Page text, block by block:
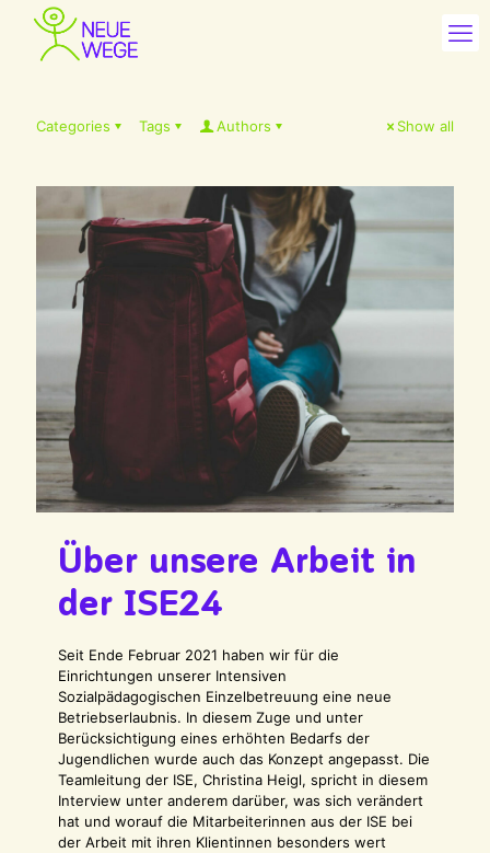
Categories Tags Authors Show all
Über unsere Arbeit in
der ISE24
Seit Ende Februar 2021 haben wir für die
Einrichtungen unserer Intensiven
Sozialpädagogischen Einzelbetreuung eine neue
Betriebserlaubnis. In diesem Zuge und unter
Berücksichtigung eines erhöhten Bedarfs der
Jugendlichen wurde auch das Konzept angepasst. Die
Teamleitung der ISE, Christina Heigl, spricht in diesem
Interview unter anderem darüber, was sich verändert
hat und worauf die Mitarbeiterinnen aus der ISE bei
der Arbeit mit ihren Klientinnen besonders wert